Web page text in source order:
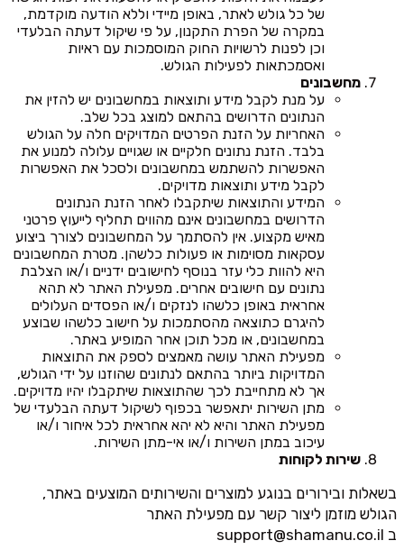
של כל גולש לאתר, באופן מיידי וללא הודעה מוקדמת,
במקרה של הפרת התקנון, על פי שיקול דעתה הבלעדי
וכן לפנות לרשויות החוק המוסמכות עם ראיות
ואסמכתאות לפעילות הגולש.
מחשבונים
על מנת לקבל מידע ותוצאות במחשבונים יש להזין את
הנתונים הדרושים בהתאם למוצג בכל שלב.
האחריות על הזנת הפרטים המדויקים חלה על הגולש
בלבד. הזנת נתונים חלקיים או שגויים עלולה למנוע את
האפשרות להשתמש במחשבונים ולסכל את האפשרות
לקבל מידע ותוצאות מדויקים.
המידע והתוצאות שיתקבלו לאחר הזנת הנתונים
הדרושים במחשבונים אינם מהווים תחליף לייעוץ פרטני
מאיש מקצוע. אין להסתמך על המחשבונים לצורך ביצוע
עסקאות מסוימות או פעולות כלשהן. מטרת המחשבונים
היא להוות כלי עזר בנוסף לחישובים ידניים ו/או הצלבת
נתונים עם חישובים אחרים. מפעילת האתר לא תהא
אחראית באופן כלשהו לנזקים ו/או הפסדים העלולים
להיגרם כתוצאה מהסתמכות על חישוב כלשהו שבוצע
במחשבונים, או מכל תוכן אחר המופיע באתר.
מפעילת האתר עושה מאמצים לספק את התוצאות
המדויקות ביותר בהתאם לנתונים שהוזנו על ידי הגולש,
אך לא מתחייבת לכך שהתוצאות שיתקבלו יהיו מדויקים.
מתן השירות יתאפשר בכפוף לשיקול דעתה הבלעדי של
מפעילת האתר והיא לא יהא אחראית לכל איחור ו/או
עיכוב במתן השירות ו/או אי-מתן השירות.
שירות לקוחות
בשאלות ובירורים בנוגע למוצרים והשירותים המוצעים באתר,
הגולש מוזמן ליצור קשר עם מפעילת האתר
ב support@shamanu.co.il